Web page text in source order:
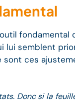
fondamental
lui semblent
ces
Donc si la